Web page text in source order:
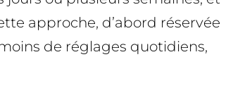
approche, d’abord réservée
de réglages quotidiens,